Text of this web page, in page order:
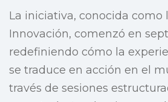
La iniciativa, conocida como
Innovación, comenzó en
redefiniendo cómo la
se traduce en acción en el
través de sesiones